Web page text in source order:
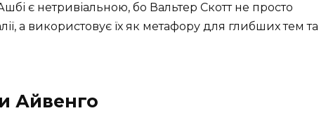
є нетривіальною, бо Вальтер Скотт не просто
а використовує їх як метафору для глибших тем та
Айвенго